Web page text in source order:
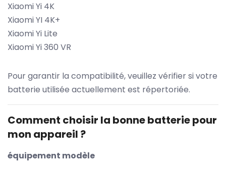
Xiaomi Yi 4K
Xiaomi YI 4K+
Xiaomi Yi Lite
Xiaomi Yi 360 VR
Pour garantir la compatibilité, veuillez vérifier si votre
batterie utilisée actuellement est répertoriée.
Comment choisir la bonne batterie pour
mon appareil ?
équipement modèle